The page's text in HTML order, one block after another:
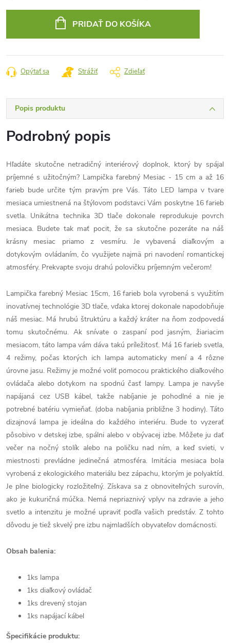
PRIDAŤ DO KOŠÍKA
Opýtať sa Strážiť Zdieľať
Popis produktu
Podrobný popis
Hľadáte skutočne netradičný interiérový doplnok, ktorý by spájal
príjemné s užitočným? Lampička farebný Mesiac - 15 cm a až 16
farieb bude určite tým pravým pre Vás. Táto LED lampa v tvare
mesiaca umiestnená na štýlovom podstavci Vám poskytne 16 farieb
svetla. Unikátna technika 3D tlače dokonale reprodukuje povrch
mesiaca. Budete tak mať pocit, že sa skutočne pozeráte na náš
krásny mesiac priamo z vesmíru. Je vybavená diaľkovým a
dotykovým ovládaním, čo využijete najmä pri navodení romantickej
atmosféry. Prekvapte svoju drahú polovičku príjemným večerom!
Lampička farebný Mesiac 15cm, 16 farieb bola vyrobená s využitím
inovatívnej technológie 3D tlače, vďaka ktorej dokonale napodobňuje
náš mesiac. Má hrubú štruktúru a každý kráter na ňom zodpovedá
tomu skutočnému. Ak snívate o zaspaní pod jasným, žiariacim
mesiacom, táto lampa vám dáva takú príležitosť. Má 16 farieb svetla,
4 režimy, počas ktorých ich lampa automaticky mení a 4 rôzne
úrovne jasu. Režimy je možné voliť pomocou praktického diaľkového
ovládača alebo dotykom na spodnú časť lampy. Lampa je navyše
napájaná cez USB kábel, takže nabíjanie je pohodlné a nie je
potrebné batériu vymieňať. (doba nabíjania približne 3 hodiny). Táto
dizajnová lampa je ideálna do každého interiéru. Bude to vyzerať
pôsobivo v detskej izbe, spálni alebo v obývacej izbe. Môžete ju dať
večer na nočný stolík alebo na poličku nad ním, a keď svieti, v
miestnosti prevládne jedinečná atmosféra. Imitácia mesiaca bola
vyrobená z ekologického materiálu bez zápachu, ktorým je polyaktíd.
Je plne biologicky rozložiteľný. Získava sa z obnoviteľných surovín,
ako je kukuričná múčka. Nemá nepriaznivý vplyv na zdravie a jeho
svetlo a intenzitu je možné upraviť podľa vašich predstáv. Z tohto
dôvodu je tiež skvelý pre izbu najmladších obyvateľov domácnosti.
Obsah balenia:
1ks lampa
1ks diaľkový ovládač
1ks drevený stojan
1ks napájací kábel
Špecifikácie produktu: